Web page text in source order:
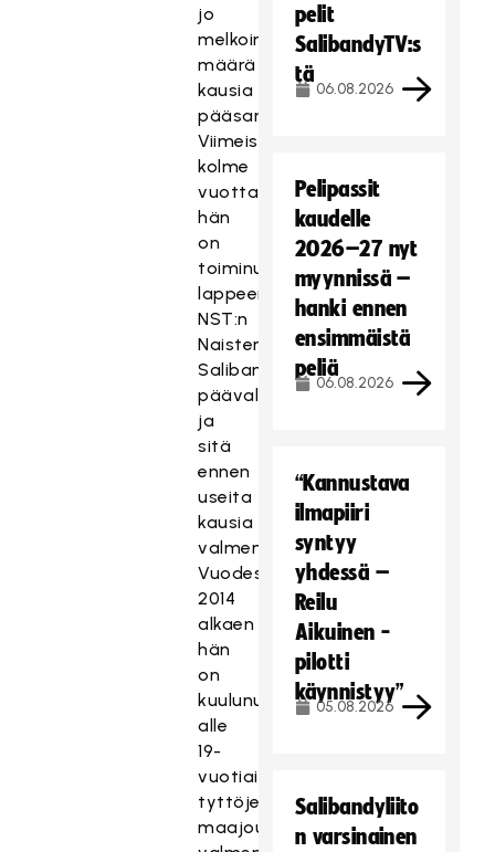
jo
melkoinen
määrä
kausia
pääsarjatasolla.
Viimeiset
kolme
vuotta
hän
on
toiminut
lappeenrantalaisen
NST:n
Naisten
Salibandyliigajoukkueen
päävalmentajana
ja
sitä
ennen
useita
kausia
valmennustiimissä.
Vuodesta
2014
alkaen
hän
on
kuulunut
alle
19-
vuotiaiden
tyttöjen
maajoukkueen
pelit
SalibandyTV:s
tä
06.08.2026
Pelipassit
kaudelle
2026–27 nyt
myynnissä –
hanki ennen
ensimmäistä
peliä
06.08.2026
“Kannustava
ilmapiiri
syntyy
yhdessä –
Reilu
Aikuinen -
pilotti
käynnistyy”
05.08.2026
Salibandyliito
n varsinainen